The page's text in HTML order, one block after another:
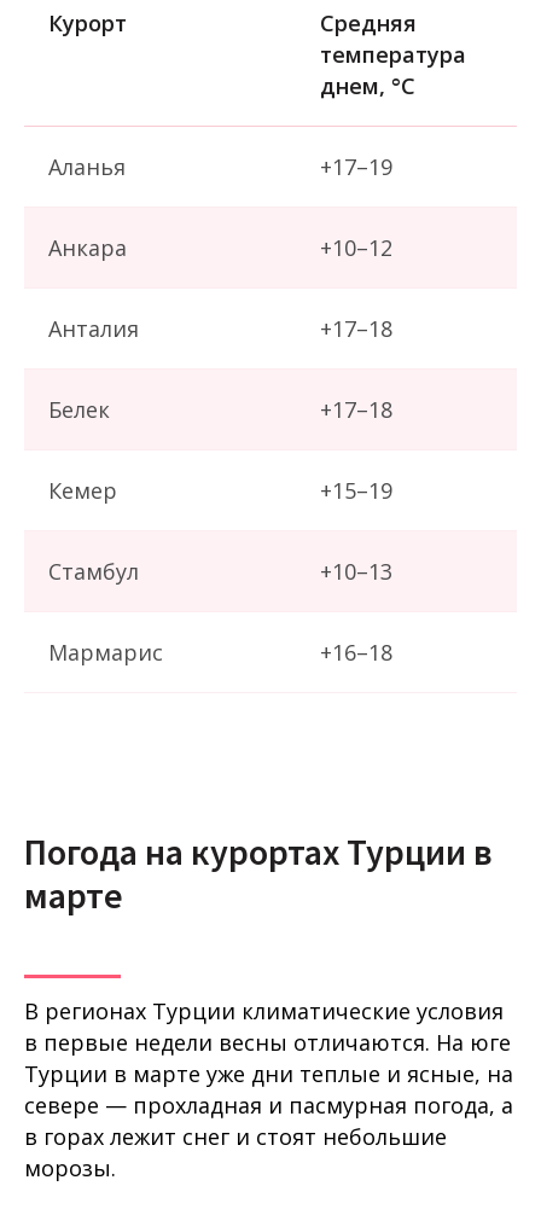
Курорт
Средняя
температура
днем, °C
Аланья +17–19
Анкара +10–12
Анталия +17–18
Белек +17–18
Кемер +15–19
Стамбул +10–13
Мармарис +16–18
Погода на курортах Турции в
марте
В регионах Турции климатические условия
в первые недели весны отличаются. На юге
Турции в марте уже дни теплые и ясные, на
севере — прохладная и пасмурная погода, а
в горах лежит снег и стоят небольшие
морозы.